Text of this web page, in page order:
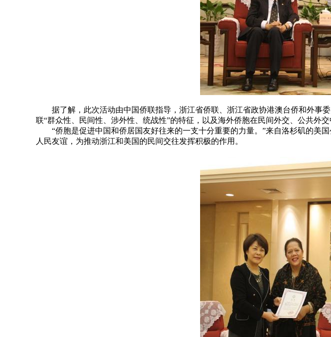
据了解，此次活动由中国侨联指导，浙江省侨联、浙江省政协港澳台侨和外事委
联“群众性、民间性、涉外性、统战性”的特征，以及海外侨胞在民间外交、公共外交
“侨胞是促进中国和侨居国友好往来的一支十分重要的力量。”来自洛杉矶的美
人民友谊，为推动浙江和美国的民间交往发挥积极的作用。